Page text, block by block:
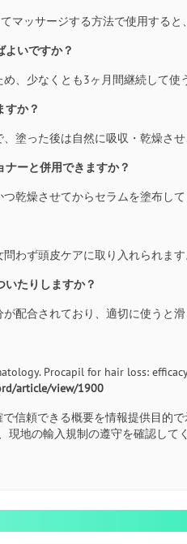
マッサージする方法で使用すると
よいですか？
、少なくとも3ヶ月間継続して使
すか？
塗った後は自然に吸収・乾燥させ
ーと併用できますか？
乾燥させてからセラムを塗布して
わず頭皮ケアに取り入れられます
いたりしますか？
配合されており、適切に使うと
Procapil for hair loss:
article/view/1900
信頼できる概要を情報提供目的
現地の輸入規制の遵守を確認し